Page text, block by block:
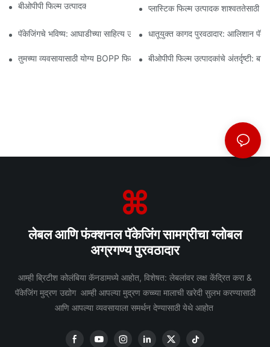
बीओपीपी फिल्म उत्पादक: लवचिक पॅकेजिंगचा कणाप्लास्टिक फिल्म उत्पादक
पॅकेजिंगचे भविष्य: आघाडीच्या साहित्य उत्पादकांकडून अंतर्दृष्टीधातूयुक्त कागद पुरवठादार: आलिशान
तुमच्या व्यवसायासाठी योग्य BOPP फिल्म पुरवठादार निवडणे का महत्त्वाचे आहे
बीओपीपी फिल्म उत्पादकांचे अंतर्दृष्टी:
लेबल आणि फंक्शनल पॅकेजिंग सामग्रीचा ग्लोबल
अग्रगण्य पुरवठादार
आम्ही ब्रिटीश कोलंबिया कॅनडामध्ये आहोत, विशेषत: लेबलांवर लक्ष केंद्रित करा &
पॅकेजिंग मुद्रण उद्योग आम्ही आपल्या मुद्रण कच्च्या मालाची खरेदी सुलभ करण्यासाठी
आणि आपल्या व्यवसायाला समर्थन देण्यासाठी येथे आहोत